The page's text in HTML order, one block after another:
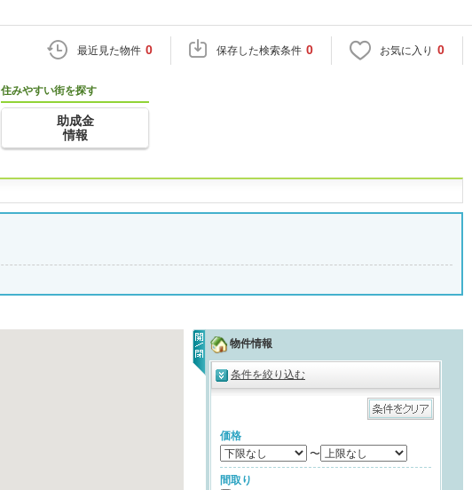
最近見た物件 0 保存した検索条件 0 お気に入り 0
住みやすい街を探す
助成金
情報
物件情報
条件を絞り込む
価格
〜
間取り